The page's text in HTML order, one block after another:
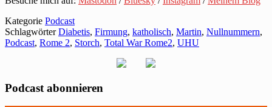
Kategorie Podcast
SchlagwörterDiabetis, Firmung, katholisch, Martin, Nullnummern,
Podcast, Rome 2, Storch, Total War Rome2, UHU
Podcast abonnieren